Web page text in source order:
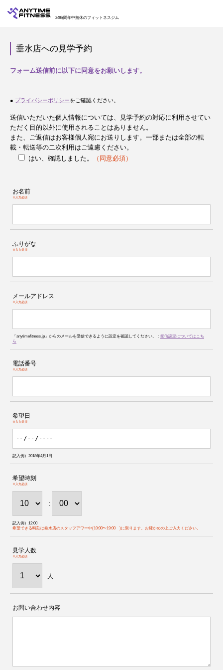
24時間年中無休のフィットネスジム
垂水店への見学予約
フォーム送信前に以下に同意をお願いします。
● プライバシーポリシーをご確認ください。
送信いただいた個人情報については、見学予約の対応に利用させてい
ただく目的以外に使用されることはありません。
また、ご返信はお客様個人宛にお送りします。一部または全部の転
載・転送等の二次利用はご遠慮ください。
はい、確認しました。
（同意必須）
お名前
※入力必須
ふりがな
※入力必須
メールアドレス
※入力必須
「anytimefitness.jp」からのメールを受信できるように設定を確認してください。： 受信設定についてはこち
ら
電話番号
※入力必須
希望日
※入力必須
記入例）2018年4月1日
希望時刻
※入力必須
:
記入例）12:00
希望できる時刻は垂水店のスタッフアワー中(10:00〜19:00 )に限ります。お確かめの上ご入力ください。
見学人数
※入力必須
人
お問い合わせ内容